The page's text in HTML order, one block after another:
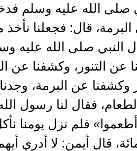
الله عليه وسلم
قال: فجعلنا نأخذ
النبي صلى الله
عن التنور، وكشفنا عن
وكشفنا عن البرمة،
فقال لنا رسول
فلم نزل يومنا
قال أيمن: لا أدري